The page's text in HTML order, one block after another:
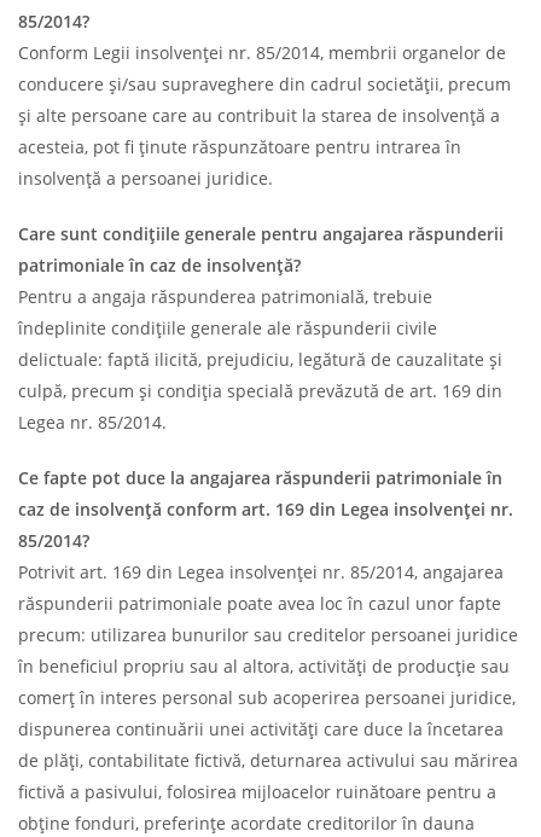
85/2014?
Conform Legii insolvenței nr. 85/2014, membrii organelor de
conducere și/sau supraveghere din cadrul societății, precum
și alte persoane care au contribuit la starea de insolvență a
acesteia, pot fi ținute răspunzătoare pentru intrarea în
insolvență a persoanei juridice.
Care sunt condițiile generale pentru angajarea răspunderii
patrimoniale în caz de insolvență?
Pentru a angaja răspunderea patrimonială, trebuie
îndeplinite condițiile generale ale răspunderii civile
delictuale: faptă ilicită, prejudiciu, legătură de cauzalitate și
culpă, precum și condiția specială prevăzută de art. 169 din
Legea nr. 85/2014.
Ce fapte pot duce la angajarea răspunderii patrimoniale în
caz de insolvență conform art. 169 din Legea insolvenței nr.
85/2014?
Potrivit art. 169 din Legea insolvenței nr. 85/2014, angajarea
răspunderii patrimoniale poate avea loc în cazul unor fapte
precum: utilizarea bunurilor sau creditelor persoanei juridice
în beneficiul propriu sau al altora, activități de producție sau
comerț în interes personal sub acoperirea persoanei juridice,
dispunerea continuării unei activități care duce la încetarea
de plăți, contabilitate fictivă, deturnarea activului sau mărirea
fictivă a pasivului, folosirea mijloacelor ruinătoare pentru a
obține fonduri, preferințe acordate creditorilor în dauna